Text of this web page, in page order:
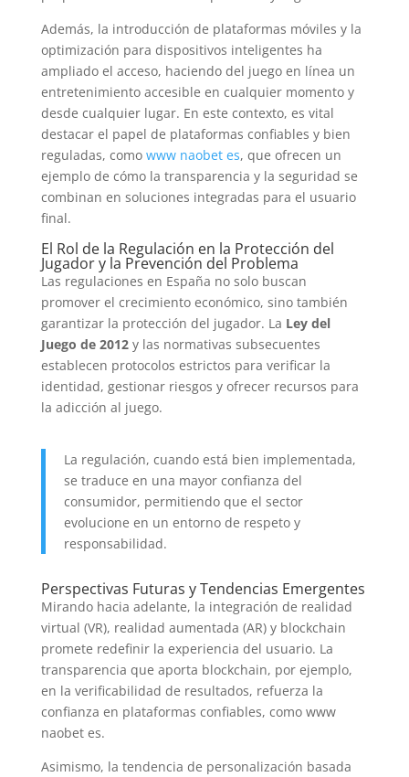
Además, la introducción de plataformas móviles y la
optimización para dispositivos inteligentes ha
ampliado el acceso, haciendo del juego en línea un
entretenimiento accesible en cualquier momento y
desde cualquier lugar. En este contexto, es vital
destacar el papel de plataformas confiables y bien
reguladas, como www naobet es, que ofrecen un
ejemplo de cómo la transparencia y la seguridad se
combinan en soluciones integradas para el usuario
final.
El Rol de la Regulación en la Protección del
Jugador y la Prevención del Problema
Las regulaciones en España no solo buscan
promover el crecimiento económico, sino también
garantizar la protección del jugador. La Ley del
Juego de 2012y las normativas subsecuentes
establecen protocolos estrictos para verificar la
identidad, gestionar riesgos y ofrecer recursos para
la adicción al juego.
La regulación, cuando está bien implementada,
se traduce en una mayor confianza del
consumidor, permitiendo que el sector
evolucione en un entorno de respeto y
responsabilidad.
Perspectivas Futuras y Tendencias Emergentes
Mirando hacia adelante, la integración de realidad
virtual (VR), realidad aumentada (AR) y blockchain
promete redefinir la experiencia del usuario. La
transparencia que aporta blockchain, por ejemplo,
en la verificabilidad de resultados, refuerza la
confianza en plataformas confiables, como www
naobet es.
Asimismo, la tendencia de personalización basada